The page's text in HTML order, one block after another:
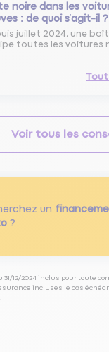
noire dans les
: de quoi s’agit-il ?
juillet 2024, une
toutes les voitures
Voir tous les
un
?
31/12/2024 inclus pour toute
incluses le cas